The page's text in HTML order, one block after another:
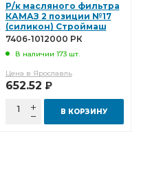
Р/к масляного фильтра
КАМАЗ 2 позиции №17
(силикон) Строймаш
7406-1012000 РК
7406-1012000 РК
В наличии 173 шт.
Цена в Ярославль
652.52 Р
В КОРЗИНУ